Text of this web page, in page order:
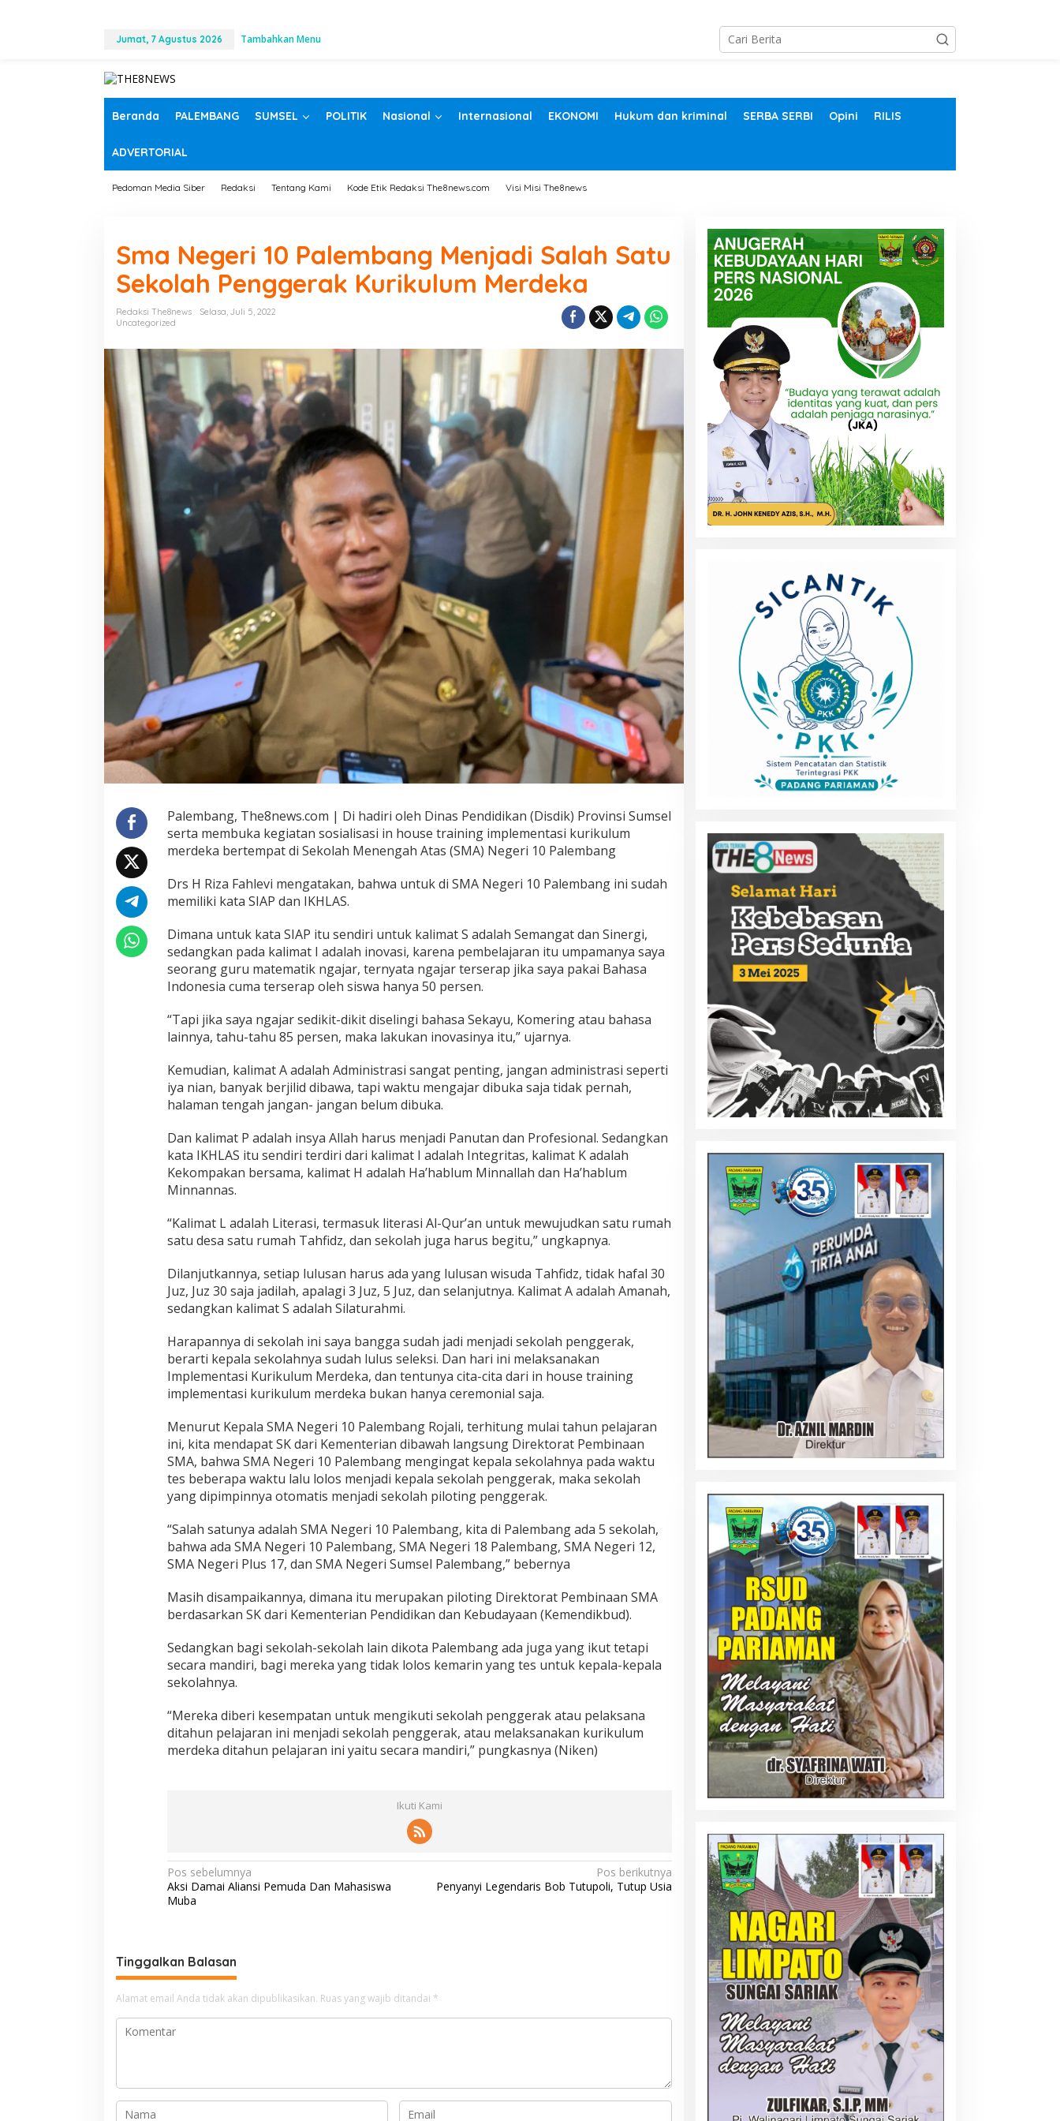
Jumat, 7 Agustus 2026 Tambahkan Menu
Beranda PALEMBANG SUMSEL POLITIK Nasional Internasional EKONOMI Hukum dan kriminal SERBA SERBI Opini RILIS
ADVERTORIAL
Pedoman Media Siber Redaksi Tentang Kami Kode Etik Redaksi The8news.com Visi Misi The8news
Sma Negeri 10 Palembang Menjadi Salah Satu
Sekolah Penggerak Kurikulum Merdeka
Redaksi The8news
Selasa, Juli 5, 2022
Uncategorized
Palembang, The8news.com | Di hadiri oleh Dinas Pendidikan (Disdik) Provinsi Sumsel
serta membuka kegiatan sosialisasi in house training implementasi kurikulum
merdeka bertempat di Sekolah Menengah Atas (SMA) Negeri 10 Palembang
Drs H Riza Fahlevi mengatakan, bahwa untuk di SMA Negeri 10 Palembang ini sudah
memiliki kata SIAP dan IKHLAS.
Dimana untuk kata SIAP itu sendiri untuk kalimat S adalah Semangat dan Sinergi,
sedangkan pada kalimat I adalah inovasi, karena pembelajaran itu umpamanya saya
seorang guru matematik ngajar, ternyata ngajar terserap jika saya pakai Bahasa
Indonesia cuma terserap oleh siswa hanya 50 persen.
“Tapi jika saya ngajar sedikit-dikit diselingi bahasa Sekayu, Komering atau bahasa
lainnya, tahu-tahu 85 persen, maka lakukan inovasinya itu,” ujarnya.
Kemudian, kalimat A adalah Administrasi sangat penting, jangan administrasi seperti
iya nian, banyak berjilid dibawa, tapi waktu mengajar dibuka saja tidak pernah,
halaman tengah jangan- jangan belum dibuka.
Dan kalimat P adalah insya Allah harus menjadi Panutan dan Profesional. Sedangkan
kata IKHLAS itu sendiri terdiri dari kalimat I adalah Integritas, kalimat K adalah
Kekompakan bersama, kalimat H adalah Ha’hablum Minnallah dan Ha’hablum
Minnannas.
“Kalimat L adalah Literasi, termasuk literasi Al-Qur’an untuk mewujudkan satu rumah
satu desa satu rumah Tahfidz, dan sekolah juga harus begitu,” ungkapnya.
Dilanjutkannya, setiap lulusan harus ada yang lulusan wisuda Tahfidz, tidak hafal 30
Juz, Juz 30 saja jadilah, apalagi 3 Juz, 5 Juz, dan selanjutnya. Kalimat A adalah Amanah,
sedangkan kalimat S adalah Silaturahmi.
Harapannya di sekolah ini saya bangga sudah jadi menjadi sekolah penggerak,
berarti kepala sekolahnya sudah lulus seleksi. Dan hari ini melaksanakan
Implementasi Kurikulum Merdeka, dan tentunya cita-cita dari in house training
implementasi kurikulum merdeka bukan hanya ceremonial saja.
Menurut Kepala SMA Negeri 10 Palembang Rojali, terhitung mulai tahun pelajaran
ini, kita mendapat SK dari Kementerian dibawah langsung Direktorat Pembinaan
SMA, bahwa SMA Negeri 10 Palembang mengingat kepala sekolahnya pada waktu
tes beberapa waktu lalu lolos menjadi kepala sekolah penggerak, maka sekolah
yang dipimpinnya otomatis menjadi sekolah piloting penggerak.
“Salah satunya adalah SMA Negeri 10 Palembang, kita di Palembang ada 5 sekolah,
bahwa ada SMA Negeri 10 Palembang, SMA Negeri 18 Palembang, SMA Negeri 12,
SMA Negeri Plus 17, dan SMA Negeri Sumsel Palembang,” bebernya
Masih disampaikannya, dimana itu merupakan piloting Direktorat Pembinaan SMA
berdasarkan SK dari Kementerian Pendidikan dan Kebudayaan (Kemendikbud).
Sedangkan bagi sekolah-sekolah lain dikota Palembang ada juga yang ikut tetapi
secara mandiri, bagi mereka yang tidak lolos kemarin yang tes untuk kepala-kepala
sekolahnya.
“Mereka diberi kesempatan untuk mengikuti sekolah penggerak atau pelaksana
ditahun pelajaran ini menjadi sekolah penggerak, atau melaksanakan kurikulum
merdeka ditahun pelajaran ini yaitu secara mandiri,” pungkasnya (Niken)
Ikuti Kami
N
a
g
a
s
i
s
Pos sebelumnya
Aksi Damai Aliansi Pemuda Dan Mahasiswa
Muba
Pos berikutnya
Penyanyi Legendaris Bob Tutupoli, Tutup Usia
Tinggalkan Balasan
Alamat email Anda tidak akan dipublikasikan. Ruas yang wajib ditandai *